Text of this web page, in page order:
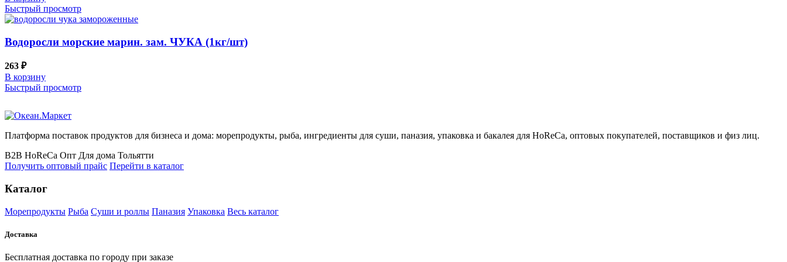
Быстрый просмотр
Водоросли морские марин. зам. ЧУКА (1кг/шт)
263 ₽
В корзину
Быстрый просмотр
Платформа поставок продуктов для бизнеса и дома: морепродукты, рыба, ингредиенты для суши, паназия, упаковка и бакалея для HoReCa, оптовых покупателей, поставщиков и физ лиц.
B2B HoReCa Опт Для дома Тольятти
Получить оптовый прайс Перейти в каталог
Каталог
Морепродукты Рыба Суши и роллы Паназия Упаковка Весь каталог
Доставка
Бесплатная доставка по городу при заказе